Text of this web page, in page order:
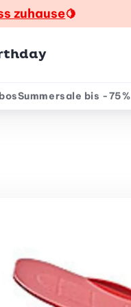
zuhause🍋
Summersale bis -75%